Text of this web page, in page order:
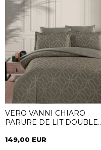
VERO VANNI CHIARO
PARURE DE LIT DOUBLE
149,00 EUR